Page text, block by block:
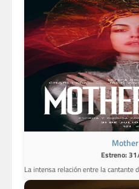
Estreno:
La intensa relación entre la cantante